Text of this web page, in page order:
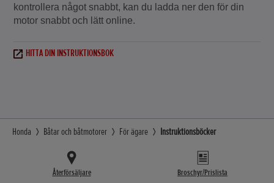
kontrollera något snabbt, kan du ladda ner den för din
motor snabbt och lätt online.
HITTA DIN INSTRUKTIONSBOK
Honda Båtar och båtmotorer För ägare Instruktionsböcker
Återförsäljare Broschyr/Prislista